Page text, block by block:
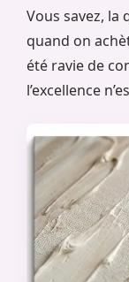
Vous savez, la
quand on
été ravie de
l’excellence